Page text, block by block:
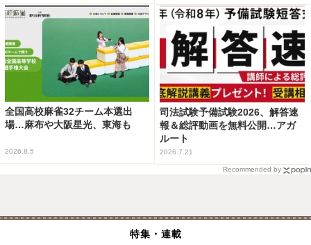
全国高校麻雀32チーム本選出
場…麻布や大阪星光、東海も
2026.8.5
司法試験予備試験2026、解答速
報＆総評動画を無料公開…アガ
ルート
2026.7.21
Recommended by
特集・連載